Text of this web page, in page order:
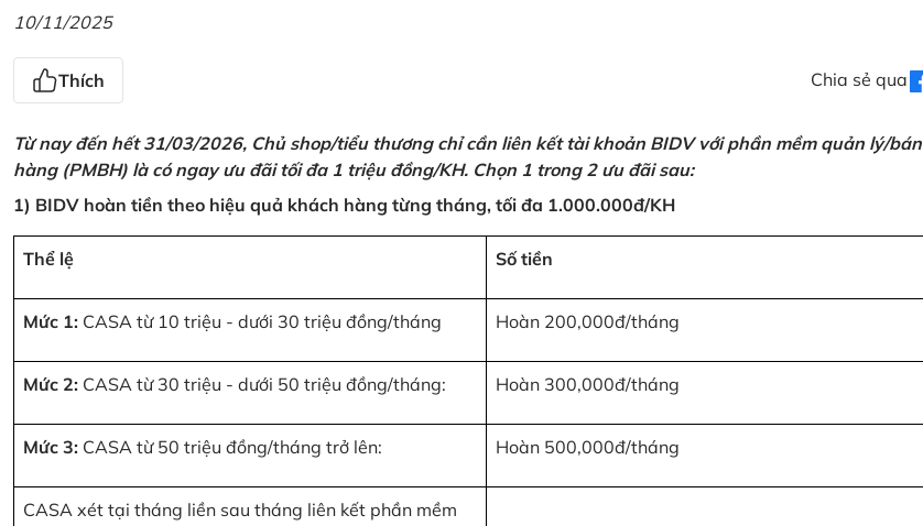
10/11/2025
Thích Chia sẻ qua
Từ nay đến hết 31/03/2026, Chủ shop/tiểu thương chỉ cần liên kết tài khoản BIDV với phần mềm quản lý/bán
hàng (PMBH) là có ngay ưu đãi tối đa 1 triệu đồng/KH. Chọn 1 trong 2 ưu đãi sau:
1) BIDV hoàn tiền theo hiệu quả khách hàng từng tháng, tối đa 1.000.000đ/KH
Thể lệ Số tiền
Mức 1: CASA từ 10 triệu - dưới 30 triệu đồng/tháng Hoàn 200,000đ/tháng
Mức 2: CASA từ 30 triệu - dưới 50 triệu đồng/tháng: Hoàn 300,000đ/tháng
Mức 3: CASA từ 50 triệu đồng/tháng trở lên: Hoàn 500,000đ/tháng
CASA xét tại tháng liền sau tháng liên kết phần mềm